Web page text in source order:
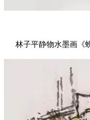
林子平静物水墨画《